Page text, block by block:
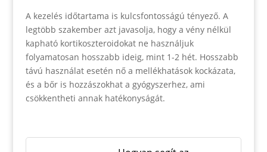
A kezelés időtartama is kulcsfontosságú tényező. A
legtöbb szakember azt javasolja, hogy a vény nélkül
kapható kortikoszteroidokat ne használjuk
folyamatosan hosszabb ideig, mint 1-2 hét. Hosszabb
távú használat esetén nő a mellékhatások kockázata,
és a bőr is hozzászokhat a gyógyszerhez, ami
csökkentheti annak hatékonyságát.